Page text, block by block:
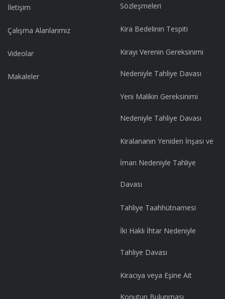
İletişim
Çalışma Alanlarımız
Videolar
Makaleler
Sözleşmeleri
Kira Bedelinin Tespiti
Kirayı Verenin Gereksinimi
Nedeniyle Tahliye Davası
Yeni Malikin Gereksinimi
Nedeniyle Tahliye Davası
Kiralananın Yeniden İnşası ve
İmarı Nedeniyle Tahliye
Davası
Tahliye Taahhütnamesi
İki Haklı İhtar Nedeniyle
Tahliye Davası
Kiracıya veya Eşine Ait
Konutun Bulunması